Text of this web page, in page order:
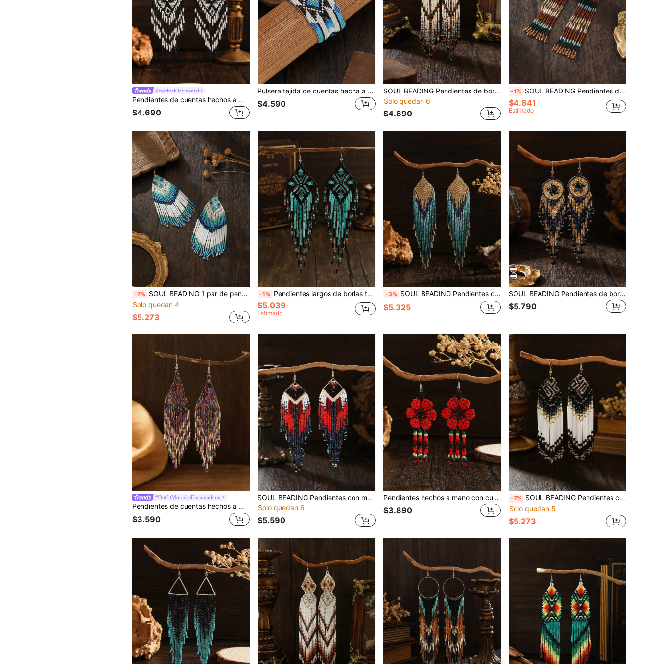
#FestivalOccidental
Pendientes de cuentas hechos a mano, joyería bohemia y vintage, adecuados para mujeres y niñas, para usar en festividades y en el día a día, una excelente opción de regalo
$4.690
Pulsera tejida de cuentas hecha a mano local original, estilo bohemio, serie azul vintage de 19 filas de cuentas tejidas, pulsera de moda para mujer, pulsera personalizada, pulsera exagerada, adecuada para uso diario, vacaciones, fiestas, versátil para todas las estaciones, Acción de Gracias, Día de San Valentín, Día de la Madre, opción de regalo para días festivos
$4.590
SOUL BEADING Pendientes de borlas de cuentas de semilla hechos a mano, pendientes colgantes de estilo occidental vintage de vacaciones en tonos duales blanco y negro
Solo quedan 6
$4.890
-1% SOUL BEADING Pendientes de borlas tejidas a mano con cuentas, estilo bohemio, estilo vintage, forma cuadrada, diseño de borlas en contraste marrón y azul, acento de cuentas doradas, versátil para uso diario, fiesta, vacaciones, regalo unisex, regalo navideño
$4.841
Estimado
-7% SOUL BEADING 1 par de pendientes tejidos a mano exquisitos, contraste azul lago & menta, estilo bohemio para el verano
Solo quedan 4
$5.273
-1% Pendientes largos de borlas tejidos a mano, pendientes de borlas estilo bohemio vintage para mujeres en diseños de borlas de cuentas rojas, verdes y negras, con patrón geométrico de rombos, versátiles para uso diario, regalo de vacaciones, regalo de pareja, fiesta de vacaciones
$5.039
Estimado
-3% SOUL BEADING Pendientes de borlas de cuentas de semilla azul turquesa degradado con parte superior dorada, tejidos a mano en forma de rombo de pieza completa, pendientes colgantes extra largos de estilo bohemio para vacaciones
$5.325
SOUL BEADING Pendientes de borlas estilo atrapasueños suaves, pendientes de cuentas de arroz de tres colores blanco / blanco y negro / marrón, colgantes de oreja favorecedores para el rostro para uso diario, viajes y vacaciones
$5.790
#OutfitMoradasEncantadoras
Pendientes de cuentas hechos a mano, pendientes versátiles de estilo bohemio vintage con borlas de colores púrpura, pendientes de estilo reina de la fiesta de alta gama
$3.590
SOUL BEADING Pendientes con marco cuadrado dorado, estilo bohemio, con borla de cuentas de semilla, con un toque retro europeo y americano, versátiles para uso diario, vacaciones, viajes, sesiones de fotos, delicados pendientes hechos a mano con cuentas de semilla, cristal artificial de colores tejidos
Solo quedan 6
$5.590
Pendientes hechos a mano con cuentas, pendientes de estilo bohemio, flor hueca vintage verde con acentos rojos y pendiente con borla, nuevos llegados de primavera/verano, frescos y lindos pendientes con borla, accesorio de moda para mujer, regalo ideal para vacaciones, Acción de Gracias, Día de la Madre, San Valentín,
$3.890
-7% SOUL BEADING Pendientes con borlas de cuentas en degradado de negro, blanco, dorado y plateado con estilo bohemio, pendientes largos tejidos a mano, con un toque retro perfecto para días festivos, elegantes y versátiles para uso diario, diseño minimalista, un gran regalo para fiestas y uso cotidiano
Solo quedan 5
$5.273